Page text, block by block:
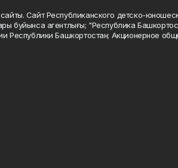
Сайт Республиканского детско-
буйынса агентлығы; "Республика
Республики Башкортостан; Акционерное